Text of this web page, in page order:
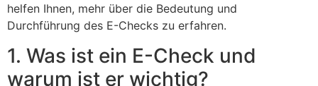
helfen Ihnen, mehr über die Bedeutung und
Durchführung des E-Checks zu erfahren.
1. Was ist ein E-Check und
warum ist er wichtig?